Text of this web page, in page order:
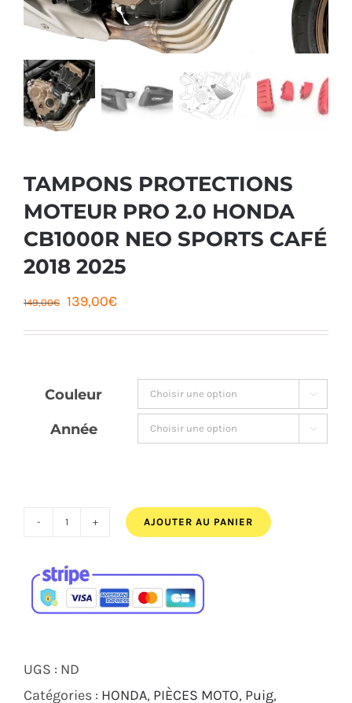
TAMPONS PROTECTIONS
MOTEUR PRO 2.0 HONDA
CB1000R NEO SPORTS CAFÉ
2018 2025
149,00€ Le
149,00€.
139,00€Le
est :
139,00€.
Couleur 
Année 
quantité
TAMPONS
PROTECTIONS
PRO
2.0
AJOUTER AU PANIER
UGS : ND
Catégories : HONDA PIÈCES MOTO Puig